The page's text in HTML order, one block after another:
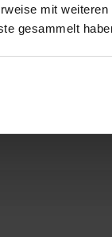
mit
gesammelt